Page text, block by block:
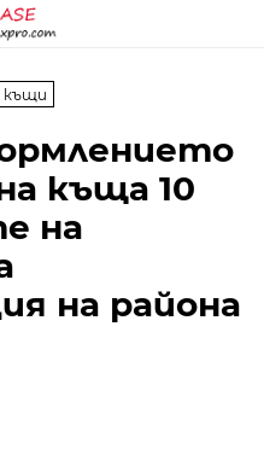
къщи
къща 10
на
на района